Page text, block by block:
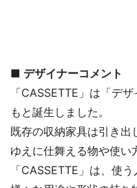
■ デザイナーコメント
「CASSETTE」は「デ
もと誕生しました。
既存の収納家具は引き出
ゆえに仕舞える物や使い
「CASSETTE」は、使